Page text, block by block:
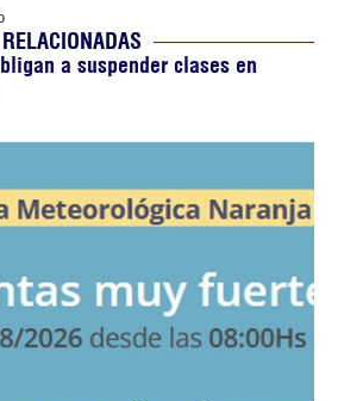
RELACIONADAS
a suspender clases en